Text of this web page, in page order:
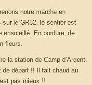
notre marche en
sur le GR52, le sentier est
ensoleillé. En bordure, de
fleurs.
la station de Camp d’Argent.
de départ !! Il fait chaud au
pas mieux !!